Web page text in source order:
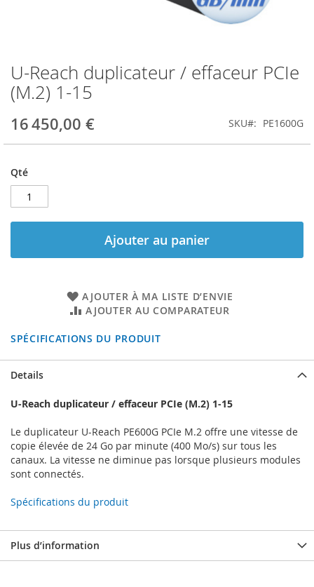
U-Reach duplicateur / effaceur PCIe
(M.2) 1-15
16 450,00 € SKU PE1600G
Qté
Ajouter au panier
AJOUTER À MA LISTE D’ENVIE
AJOUTER AU COMPARATEUR
SPÉCIFICATIONS DU PRODUIT
Skip
to
the
of
gallery
Details
U-Reach duplicateur / effaceur PCIe (M.2) 1-15
Le duplicateur U-Reach PE600G PCIe M.2 offre une vitesse de
copie élevée de 24 Go par minute (400 Mo/s) sur tous les
canaux. La vitesse ne diminue pas lorsque plusieurs modules
sont connectés.
Spécifications du produit
Plus d’information